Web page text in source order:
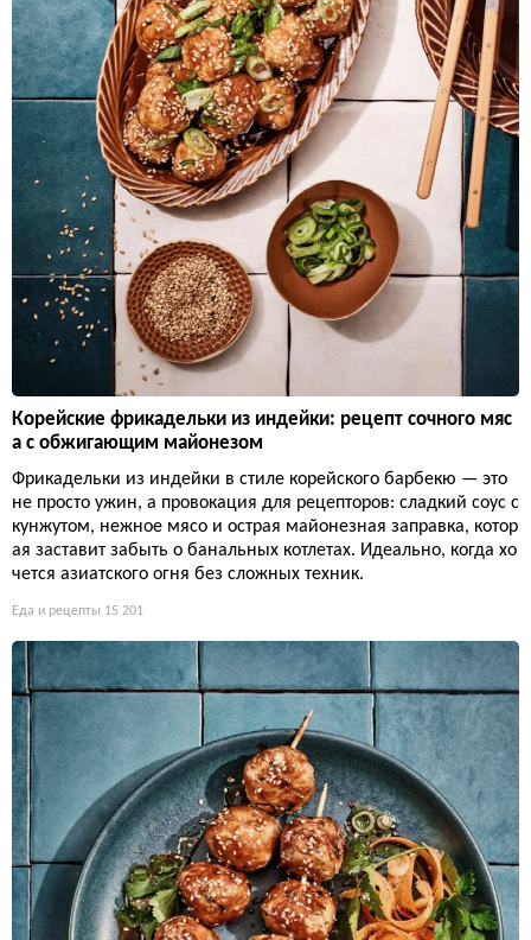
Корейские фрикадельки из индейки: рецепт сочного мяс
а с обжигающим майонезом
Фрикадельки из индейки в стиле корейского барбекю — это
не просто ужин, а провокация для рецепторов: сладкий соус с
кунжутом, нежное мясо и острая майонезная заправка, котор
ая заставит забыть о банальных котлетах. Идеально, когда хо
чется азиатского огня без сложных техник.
Еда и рецепты 15 201